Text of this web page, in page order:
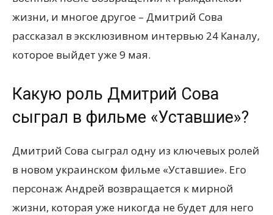
жизни, и многое другое – Дмитрий Сова
рассказал в эксклюзивном интервью 24 Каналу,
которое выйдет уже 9 мая.
Какую роль Дмитрий Сова
сыграл в фильме «Уставшие»?
Дмитрий Сова сыграл одну из ключевых ролей
в новом украинском фильме «Уставшие». Его
персонаж Андрей возвращается к мирной
жизни, которая уже никогда не будет для него